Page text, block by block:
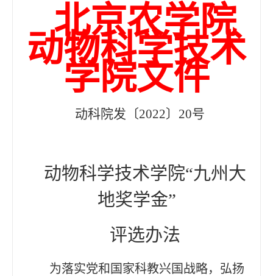
北京农学院
动物科学技术
学院文件
动科院发〔2022〕 20号
动物科学技术学院“九州大
地奖学金”
评选办法
为落实党和国家科教兴国战略，弘扬